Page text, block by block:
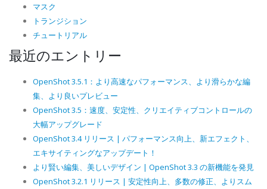
マスク
トランジション
チュートリアル
最近のエントリー
OpenShot 3.5.1：より高速なパフォーマンス、より滑らかな編
集、より良いプレビュー
OpenShot 3.5：速度、安定性、クリエイティブコントロールの
大幅アップグレード
OpenShot 3.4 リリース | パフォーマンス向上、新エフェクト、
エキサイティングなアップデート！
より賢い編集、美しいデザイン | OpenShot 3.3 の新機能を発見
OpenShot 3.2.1 リリース | 安定性向上、多数の修正、よりスム